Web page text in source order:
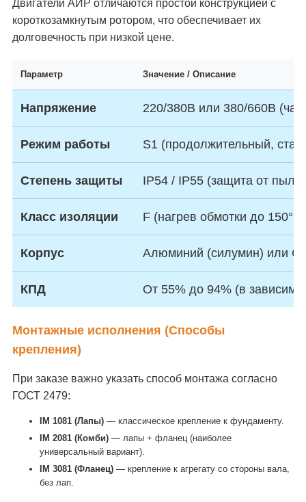
Двигатели АИР отличаются простой конструкцией с
короткозамкнутым ротором, что обеспечивает их
долговечность при низкой цене.
Параметр Значение / Описание
Напряжение 220/380В или 380/660В
Режим работы S1 (продолжительный,
Степень защиты IP54 / IP55 (защита от пыли
Класс изоляции F (нагрев обмотки до 150°C)
Корпус Алюминий (силумин) или
КПД От 55% до 94% (в
Монтажные исполнения (Способы
крепления)
При заказе важно указать способ монтажа согласно
ГОСТ 2479:
IM 1081 (Лапы) — классическое крепление к фундаменту.
IM 2081 (Комби) — лапы + фланец (наиболее
универсальный вариант).
IM 3081 (Фланец) — крепление к агрегату со стороны вала,
без лап.